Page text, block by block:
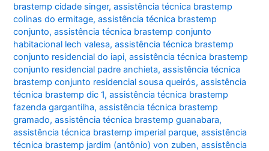
brastemp cidade singer,assistência técnica brastemp
colinas do ermitage,assistência técnica brastemp
conjunto,assistência técnica brastemp conjunto
habitacional lech valesa,assistência técnica brastemp
conjunto residencial do iapi,assistência técnica brastemp
conjunto residencial padre anchieta,assistência técnica
brastemp conjunto residencial sousa queirós,assistência
técnica brastemp dic 1,assistência técnica brastemp
fazenda gargantilha,assistência técnica brastemp
gramado,assistência técnica brastemp guanabara,
assistência técnica brastemp imperial parque,assistência
técnica brastemp jardim (antônio) von zuben,assistência